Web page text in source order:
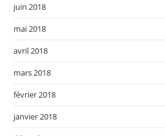
juin 2018
mai 2018
avril 2018
mars 2018
février 2018
janvier 2018